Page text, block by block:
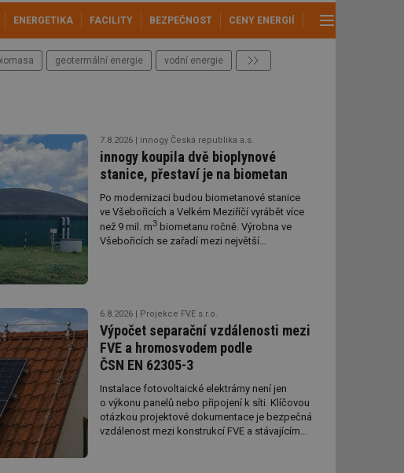
ENERGETIKA FACILITY BEZPEČNOST CENY ENERGIÍ
geotermální energie vodní energie
7.8.2026 innogy Česká republika a.s.
innogy koupila dvě bioplynové
stanice, přestaví je na biometan
Po modernizaci budou biometanové stanice
ve Všebořicích a Velkém Meziříčí vyrábět více
než 9 mil. m3 biometanu ročně. Výrobna ve
Všebořicích se zařadí mezi největší
6.8.2026 Projekce FVE s.r.o.
Výpočet separační vzdálenosti mezi
FVE a hromosvodem podle
ČSN EN 62305-3
Instalace fotovoltaické elektrárny není jen
o výkonu panelů nebo připojení k síti. Klíčovou
otázkou projektové dokumentace je bezpečná
vzdálenost mezi konstrukcí FVE a stávajícím